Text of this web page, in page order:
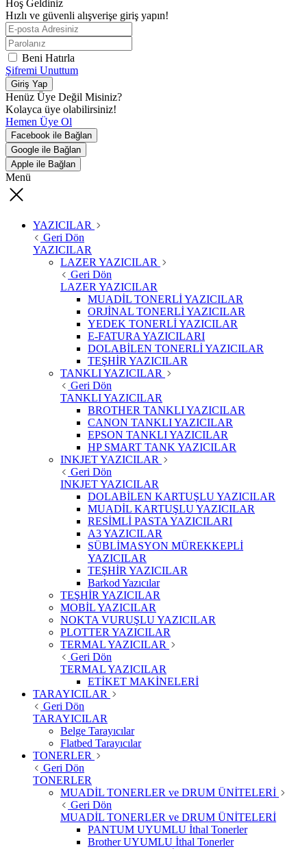
Hoş Geldiniz
Hızlı ve güvenli alışverişe giriş yapın!
Beni Hatırla
Şifremi Unuttum
Giriş Yap
Henüz Üye Değil Misiniz?
Kolayca üye olabilirsiniz!
Hemen Üye Ol
Facebook ile Bağlan
Google ile Bağlan
Apple ile Bağlan
Menü
YAZICILAR
Geri Dön
YAZICILAR
LAZER YAZICILAR
Geri Dön
LAZER YAZICILAR
MUADİL TONERLİ YAZICILAR
ORJİNAL TONERLİ YAZICILAR
YEDEK TONERLİ YAZICILAR
E-FATURA YAZICILARI
DOLABİLEN TONERLİ YAZICILAR
TEŞHİR YAZICILAR
TANKLI YAZICILAR
Geri Dön
TANKLI YAZICILAR
BROTHER TANKLI YAZICILAR
CANON TANKLI YAZICILAR
EPSON TANKLI YAZICILAR
HP SMART TANK YAZICILAR
INKJET YAZICILAR
Geri Dön
INKJET YAZICILAR
DOLABİLEN KARTUŞLU YAZICILAR
MUADİL KARTUŞLU YAZICILAR
RESİMLİ PASTA YAZICILARI
A3 YAZICILAR
SÜBLİMASYON MÜREKKEPLİ
YAZICILAR
TEŞHİR YAZICILAR
Barkod Yazıcılar
TEŞHİR YAZICILAR
MOBİL YAZICILAR
NOKTA VURUŞLU YAZICILAR
PLOTTER YAZICILAR
TERMAL YAZICILAR
Geri Dön
TERMAL YAZICILAR
ETİKET MAKİNELERİ
TARAYICILAR
Geri Dön
TARAYICILAR
Belge Tarayıcılar
Flatbed Tarayıcılar
TONERLER
Geri Dön
TONERLER
MUADİL TONERLER ve DRUM ÜNİTELERİ
Geri Dön
MUADİL TONERLER ve DRUM ÜNİTELERİ
PANTUM UYUMLU İthal Tonerler
Brother UYUMLU İthal Tonerler